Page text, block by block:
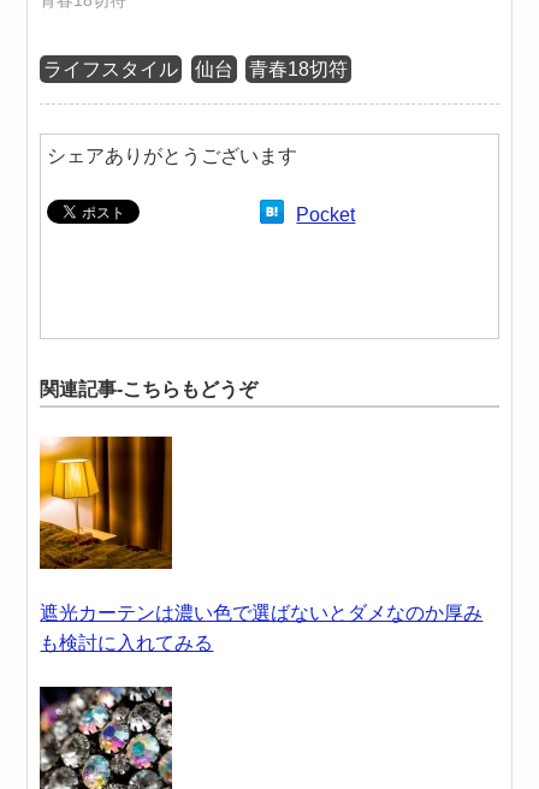
ライフスタイル 仙台 青春18切符
シェアありがとうございます
Pocket
関連記事-こちらもどうぞ
遮光カーテンは濃い色で選ばないとダメなのか厚み
も検討に入れてみる